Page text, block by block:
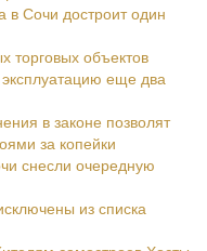
в Сочи достроит один
торговых объектов
еще два
в законе позволят
за копейки
снесли очередную
из списка